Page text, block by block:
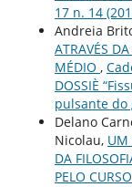
17 n. 14
Andreia
ATRAVÉS
MÉDIO ,
DOSSIÈ
pulsante do
Delano
Nicolau, UM
DA
PELO